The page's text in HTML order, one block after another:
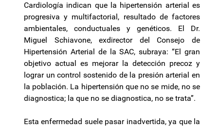
Cardiología indican que la hipertensión arterial es
progresiva y multifactorial, resultado de factores
ambientales, conductuales y genéticos. El Dr.
Miguel Schiavone, exdirector del Consejo de
Hipertensión Arterial de la SAC, subraya: “El gran
objetivo actual es mejorar la detección precoz y
lograr un control sostenido de la presión arterial en
la población. La hipertensión que no se mide, no se
diagnostica; la que no se diagnostica, no se trata”.
Esta enfermedad suele pasar inadvertida, ya que la